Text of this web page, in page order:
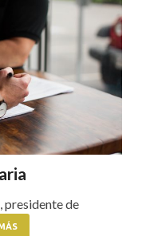
presidente de